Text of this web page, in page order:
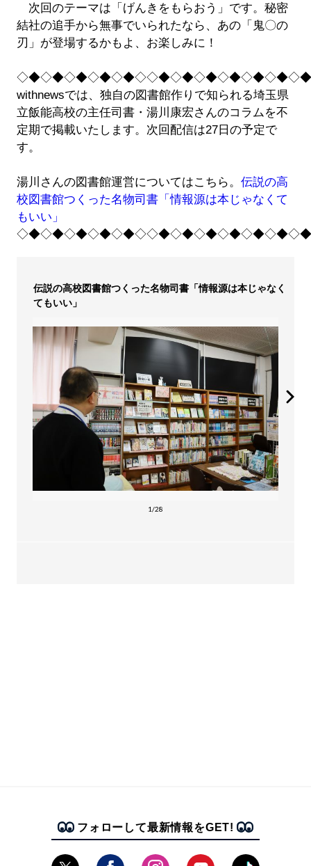
次回のテーマは「げんきをもらおう」です。秘密
結社の追手から無事でいられたなら、あの「鬼〇の
刃」が登場するかもよ、お楽しみに！
withnewsでは、独自の図書館作りで知られる埼玉県
立飯能高校の主任司書・湯川康宏さんのコラムを不
定期で掲載いたします。次回配信は27日の予定で
す。
湯川さんの図書館運営についてはこちら。 伝説の高
校図書館つくった名物司書「情報源は本じゃなくて
もいい」
伝説の高校図書館つくった名物司書「情報源は本じゃなく
てもいい」
1/28
フォローして最新情報をGET!